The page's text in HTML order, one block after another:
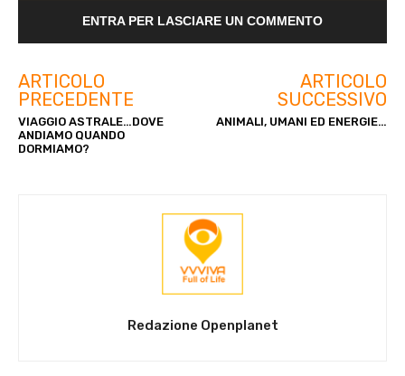
ENTRA PER LASCIARE UN COMMENTO
ARTICOLO
PRECEDENTE
VIAGGIO ASTRALE…DOVE
ANDIAMO QUANDO
DORMIAMO?
ARTICOLO
SUCCESSIVO
ANIMALI, UMANI ED ENERGIE…
Redazione Openplanet